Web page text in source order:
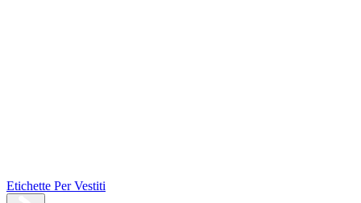
Etichette Per Vestiti